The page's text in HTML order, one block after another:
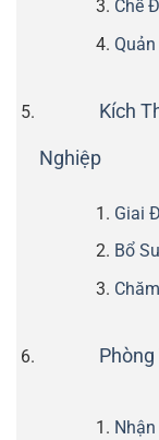
Chế
Kích
Nghiệp
Giai
Bổ